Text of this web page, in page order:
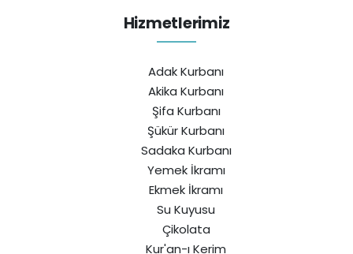
Hizmetlerimiz
Adak Kurbanı
Akika Kurbanı
Şifa Kurbanı
Şükür Kurbanı
Sadaka Kurbanı
Yemek İkramı
Ekmek İkramı
Su Kuyusu
Çikolata
Kur'an-ı Kerim